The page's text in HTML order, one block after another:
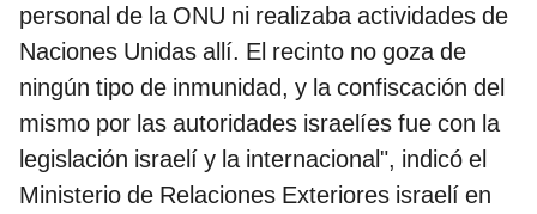
personal de la ONU ni realizaba actividades de
Naciones Unidas allí. El recinto no goza de
ningún tipo de inmunidad, y la confiscación del
mismo por las autoridades israelíes fue con la
legislación israelí y la internacional", indicó el
Ministerio de Relaciones Exteriores israelí en